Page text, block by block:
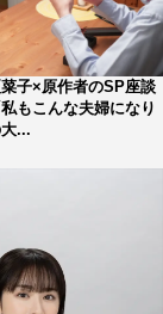
、あかりのせり
いっぱいで自然
当に温かくて。
づくしです。こ
がら思ってま
すけど、実際
ているホテル
りふでも「豊
」って言ってる
子×原作者のSP座談
もこんな夫婦になり
...